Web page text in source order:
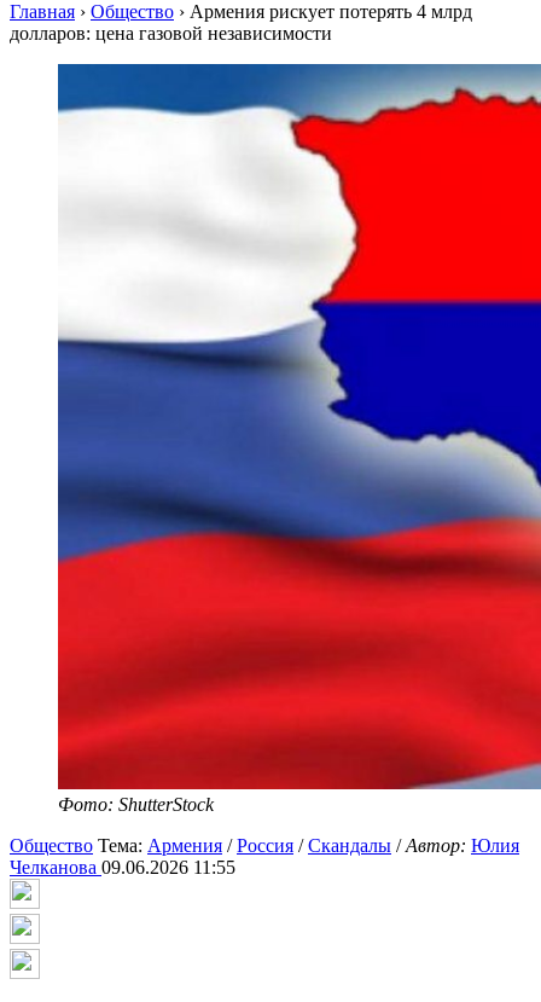
Главная › Общество › Армения рискует потерять 4 млрд
долларов: цена газовой независимости
Фото: ShutterStock
Общество Тема: Армения /Россия /Скандалы /Автор: Юлия
Челканова 09.06.2026 11:55